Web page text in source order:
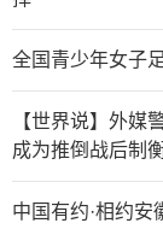
全国青少年女子
【世界说】外媒
成为推倒战后制
中国有约·相约安